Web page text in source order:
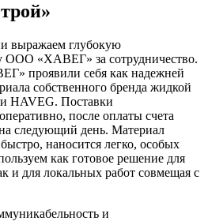
выражаем глубокую
ООО «ХАВЕГ» за сотрудничество.
проявили себя как надежней
собственного бренда жидкой
HAVEG. Поставки
после оплаты счета
на следующий день. Материал
наносится легко, особых
как готовое решение для
и для локальных работ совмещая с
и